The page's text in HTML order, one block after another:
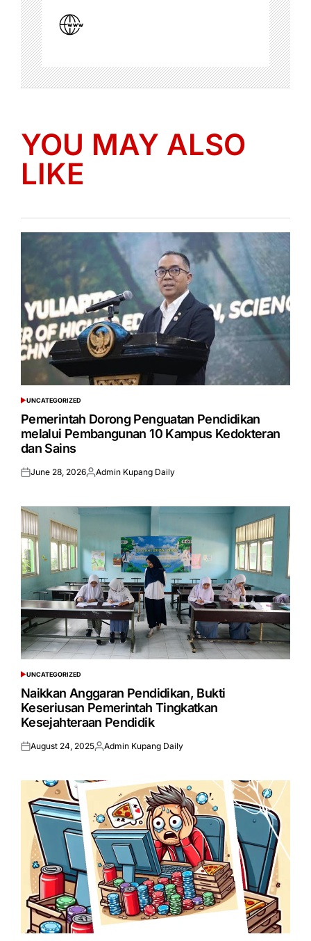
YOU MAY ALSO
LIKE
POSTED
IN
UNCATEGORIZED
Pemerintah Dorong Penguatan Pendidikan
melalui Pembangunan 10 Kampus Kedokteran
dan Sains
Posted
June 28, 2026Posted
Admin Kupang Daily
POSTED
IN
UNCATEGORIZED
Naikkan Anggaran Pendidikan, Bukti
Keseriusan Pemerintah Tingkatkan
Kesejahteraan Pendidik
Posted
August 24, 2025Posted
Admin Kupang Daily